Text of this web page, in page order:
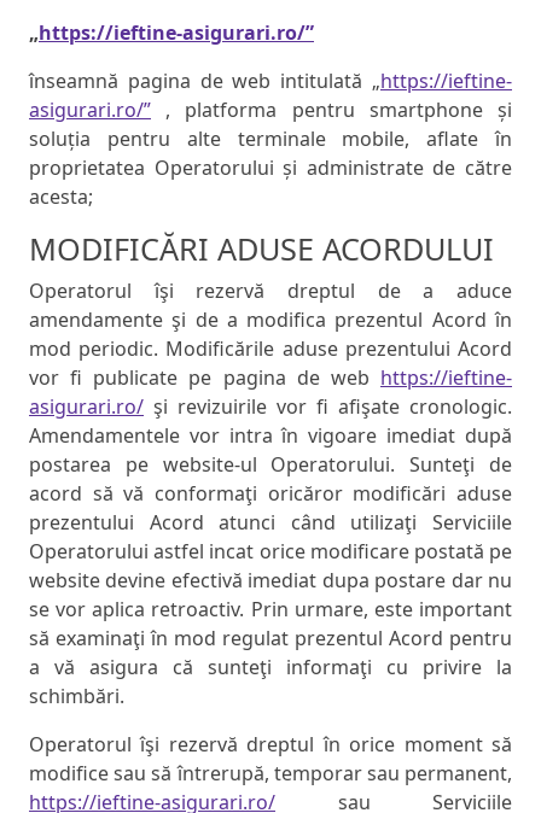
„https://ieftine-asigurari.ro/”
înseamnă pagina de web intitulată „https://ieftine-
asigurari.ro/” , platforma pentru smartphone și
soluția pentru alte terminale mobile, aflate în
proprietatea Operatorului și administrate de către
acesta;
MODIFICĂRI ADUSE ACORDULUI
Operatorul îşi rezervă dreptul de a aduce
amendamente şi de a modifica prezentul Acord în
mod periodic. Modificările aduse prezentului Acord
vor fi publicate pe pagina de web https://ieftine-
asigurari.ro/ şi revizuirile vor fi afişate cronologic.
Amendamentele vor intra în vigoare imediat după
postarea pe website-ul Operatorului. Sunteţi de
acord să vă conformaţi oricăror modificări aduse
prezentului Acord atunci când utilizaţi Serviciile
Operatorului astfel incat orice modificare postată pe
website devine efectivă imediat dupa postare dar nu
se vor aplica retroactiv. Prin urmare, este important
să examinaţi în mod regulat prezentul Acord pentru
a vă asigura că sunteţi informaţi cu privire la
schimbări.
Operatorul îşi rezervă dreptul în orice moment să
modifice sau să întrerupă, temporar sau permanent,
https://ieftine-asigurari.ro/ sau Serviciile